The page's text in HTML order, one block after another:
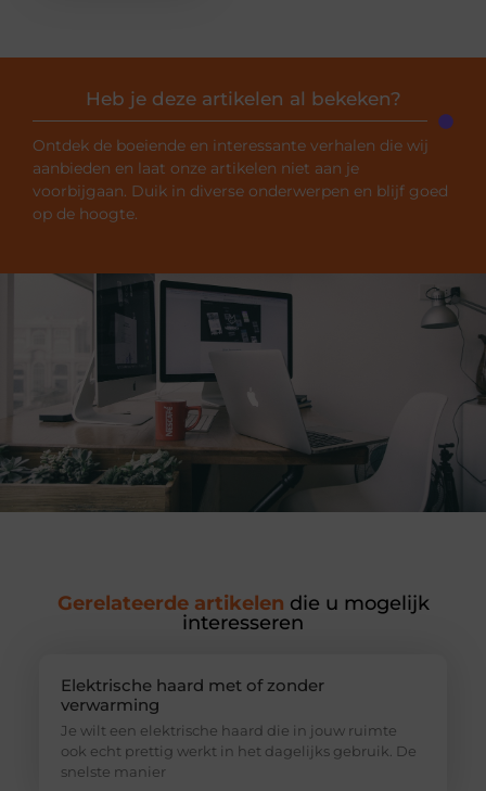
Heb je deze artikelen al bekeken?
Ontdek de boeiende en interessante verhalen die wij
aanbieden en laat onze artikelen niet aan je
voorbijgaan. Duik in diverse onderwerpen en blijf goed
op de hoogte.
Gerelateerde artikelen die u mogelijk
interesseren
Elektrische haard met of zonder
verwarming
Je wilt een elektrische haard die in jouw ruimte
ook echt prettig werkt in het dagelijks gebruik. De
snelste manier